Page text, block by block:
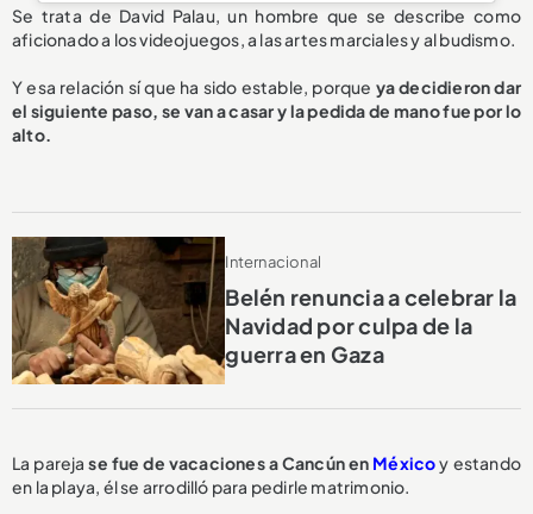
Se trata de David Palau, un hombre que se describe como
aficionado a los videojuegos, a las artes marciales y al budismo.
Y esa relación sí que ha sido estable, porque ya decidieron dar
el siguiente paso, se van a casar y la pedida de mano fue por lo
alto.
Internacional
Belén renuncia a celebrar la
Navidad por culpa de la
guerra en Gaza
La pareja se fue de vacaciones a Cancún en Méxicoy estando
en la playa, él se arrodilló para pedirle matrimonio.